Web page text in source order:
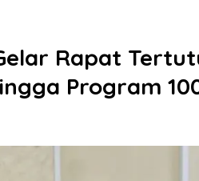
Rapat
Program